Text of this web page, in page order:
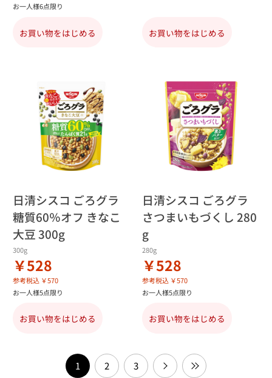
お一人様6点限り
お買い物をはじめる お買い物をはじめる
日清シスコ ごろグラ
糖質60％オフ きなこ
大豆 300g
300g
￥528
参考税込 ￥570
お一人様5点限り
お買い物をはじめる
日清シスコ ごろグラ
さつまいもづくし 280
g
280g
￥528
参考税込 ￥570
お一人様5点限り
お買い物をはじめる
1 2 3